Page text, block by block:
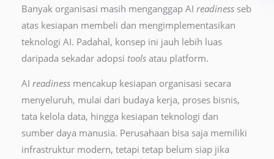
Banyak organisasi masih menganggap AI readiness seb
atas kesiapan membeli dan mengimplementasikan
teknologi AI. Padahal, konsep ini jauh lebih luas
daripada sekadar adopsi tools atau platform.
AI readiness mencakup kesiapan organisasi secara
menyeluruh, mulai dari budaya kerja, proses bisnis,
tata kelola data, hingga kesiapan teknologi dan
sumber daya manusia. Perusahaan bisa saja memiliki
infrastruktur modern, tetapi tetap belum siap jika